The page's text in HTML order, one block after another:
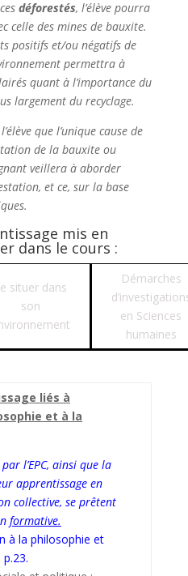
déforestés, l’élève pourra
celle des mines de bauxite.
positifs et/ou négatifs de
permettra à
quant à l’importance du
largement du recyclage.
que l’unique cause de
de la bauxite ou
veillera à aborder
et ce, sur la base
mis en
dans le cours :
situer dans
son
Démarches
en Sciences
humaines
liés à
et à la
l’EPC, ainsi que la
apprentissage en
collective, se prêtent
formative.
à la philosophie et